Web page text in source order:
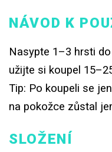
NÁVOD K
Nasypte 1–3 hrsti
užijte si koupel
Tip: Po koupeli se
na pokožce zůstal
SLOŽENÍ